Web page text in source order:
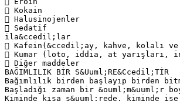
 Kokain
 Halusinojenler
 Sedatif
ila&ccedil;lar
 Kafein(&ccedil;ay, kahve, kolalı
 Kumar (loto, iddia, at yarışları,
 Diğer maddeler
BAĞIMLILIK BİR S&Uuml;RE&Ccedil;TİR
Bağımlılık birden başlayıp birden
Başladığı zaman bir &ouml;m&uuml;r
Kiminde kısa s&uuml;rede, kiminde ise